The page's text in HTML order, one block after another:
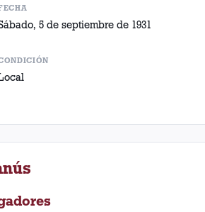
5 de septiembre de 1931